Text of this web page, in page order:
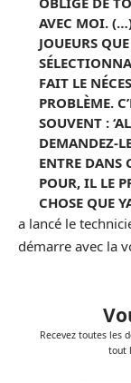
AVEC MOI.
JOUEURS
FAIT LE
PROBLÈME.
SOUVENT :
DEMANDEZ-
ENTRE DANS
POUR, IL LE
CHOSE QUE
a lancé le
démarre avec la
Recevez toutes les
tout